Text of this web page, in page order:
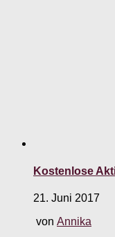
Kostenlose
21. Juni 2017
von Annika